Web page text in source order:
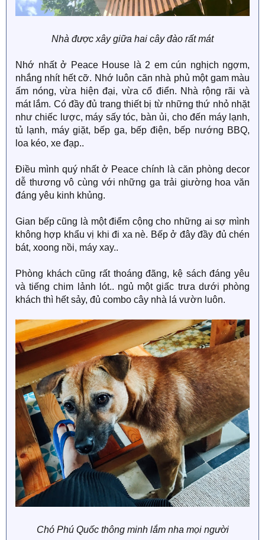
Nhà được xây giữa hai cây đào rất mát
Nhớ nhất ở Peace House là 2 em cún nghịch ngợm,
nhắng nhít hết cỡ. Nhớ luôn căn nhà phủ một gam màu
ấm nóng, vừa hiện đại, vừa cổ điển. Nhà rộng rãi và
mát lắm. Có đầy đủ trang thiết bị từ những thứ nhỏ nhặt
như chiếc lược, máy sấy tóc, bàn ủi, cho đến máy lạnh,
tủ lạnh, máy giặt, bếp ga, bếp điện, bếp nướng BBQ,
loa kéo, xe đạp..
Điều mình quý nhất ở Peace chính là căn phòng decor
dễ thương vô cùng với những ga trải giường hoa văn
đáng yêu kinh khủng.
Gian bếp cũng là một điểm cộng cho những ai sợ mình
không hợp khẩu vị khi đi xa nè. Bếp ở đây đầy đủ chén
bát, xoong nồi, máy xay..
Phòng khách cũng rất thoáng đãng, kệ sách đáng yêu
và tiếng chim lảnh lót.. ngủ một giấc trưa dưới phòng
khách thì hết sảy, đủ combo cây nhà lá vườn luôn.
Chó Phú Quốc thông minh lắm nha mọi người